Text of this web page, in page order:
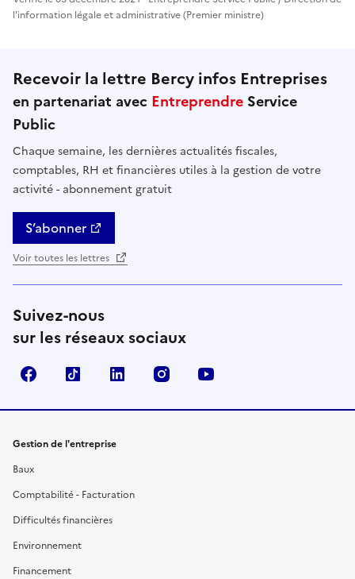
l'information légale et administrative (Premier ministre)
Recevoir la lettre Bercy infos Entreprises
en partenariat avec Entreprendre Service
Public
Chaque semaine, les dernières actualités fiscales,
comptables, RH et financières utiles à la gestion de votre
activité - abonnement gratuit
S’abonner
Voir toutes les lettres
Suivez-nous
sur les réseaux sociaux
FacebookTikTok Linkedin Instagram
Gestion de l'entreprise
Baux
Comptabilité - Facturation
Difficultés financières
Environnement
Financement